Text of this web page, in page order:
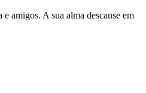
amigos. A sua alma descanse em